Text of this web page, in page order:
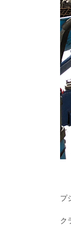
プ
ク